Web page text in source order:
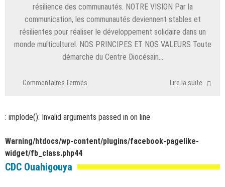
résilience des communautés. NOTRE VISION Par la
communication, les communautés deviennent stables et
résilientes pour réaliser le développement solidaire dans un
monde multiculturel. NOS PRINCIPES ET NOS VALEURS Toute
démarche du Centre Diocésain…
Commentaires fermés
Vision
/
Lire la suite
: implode(): Invalid arguments passed in on line
Warning/htdocs/wp-content/plugins/facebook-pagelike-
widget/fb_class.php44
CDC Ouahigouya